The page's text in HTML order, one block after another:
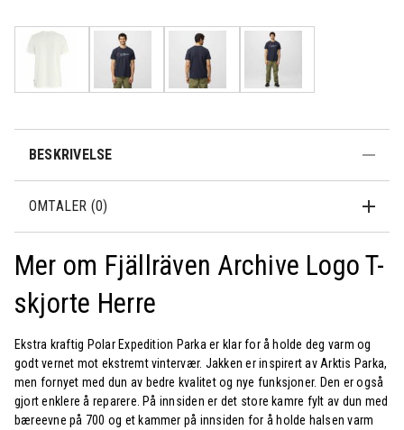
BESKRIVELSE
OMTALER (0)
Mer om Fjällräven Archive Logo T-
skjorte Herre
Ekstra kraftig Polar Expedition Parka er klar for å holde deg varm og
godt vernet mot ekstremt vintervær. Jakken er inspirert av Arktis Parka,
men fornyet med dun av bedre kvalitet og nye funksjoner. Den er også
gjort enklere å reparere. På innsiden er det store kamre fylt av dun med
bæreevne på 700 og et kammer på innsiden for å holde halsen varm